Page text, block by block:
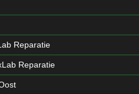
Reparatie
Reparatie